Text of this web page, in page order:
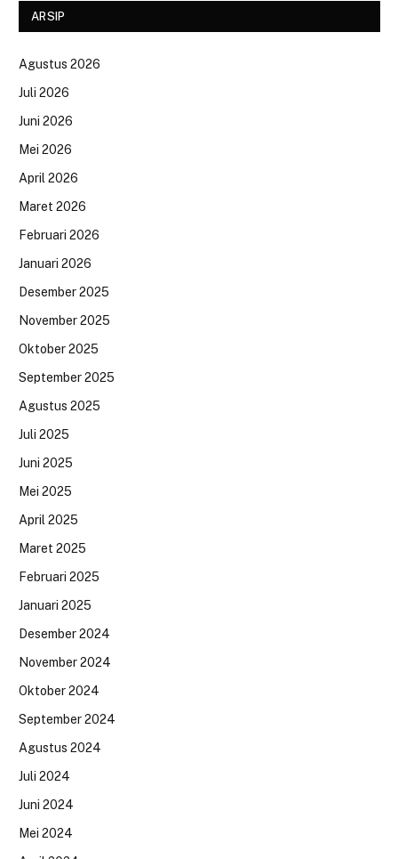
ARSIP
Agustus 2026
Juli 2026
Juni 2026
Mei 2026
April 2026
Maret 2026
Februari 2026
Januari 2026
Desember 2025
November 2025
Oktober 2025
September 2025
Agustus 2025
Juli 2025
Juni 2025
Mei 2025
April 2025
Maret 2025
Februari 2025
Januari 2025
Desember 2024
November 2024
Oktober 2024
September 2024
Agustus 2024
Juli 2024
Juni 2024
Mei 2024